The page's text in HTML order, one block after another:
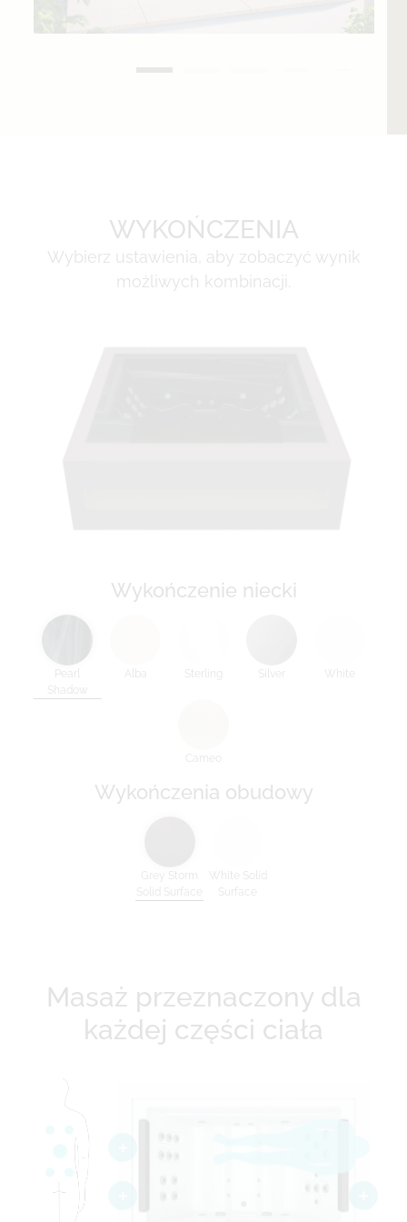
WYKOŃCZENIA
Wybierz ustawienia, aby zobaczyć wynik
możliwych kombinacji.
Wykończenie niecki
Pearl
Shadow
Sterling Silver White
Cameo
Wykończenia obudowy
Grey Storm
Solid Surface
White Solid
Surface
Masaż przeznaczony dla
każdej części ciała